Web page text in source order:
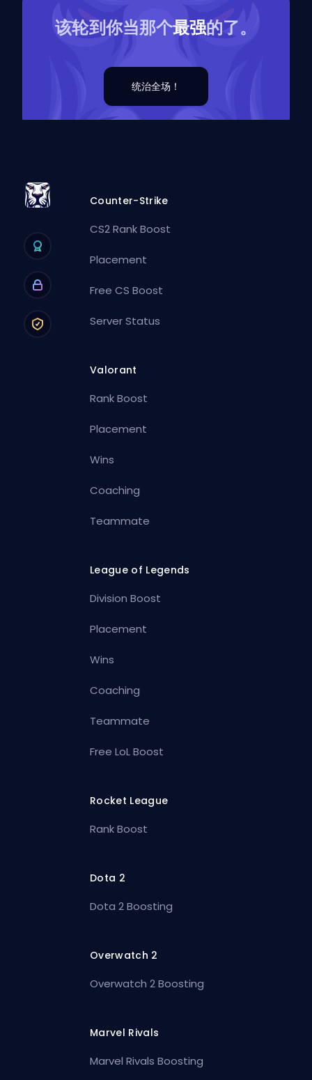
该轮到你当那个最强的了。
统治全场！
Counter-Strike
CS2 Rank Boost
Placement
Free CS Boost
Server Status
Valorant
Rank Boost
Placement
Wins
Coaching
Teammate
League of Legends
Division Boost
Placement
Wins
Coaching
Teammate
Free LoL Boost
Rocket League
Rank Boost
Dota 2
Dota 2 Boosting
Overwatch 2
Overwatch 2 Boosting
Marvel Rivals
Marvel Rivals Boosting